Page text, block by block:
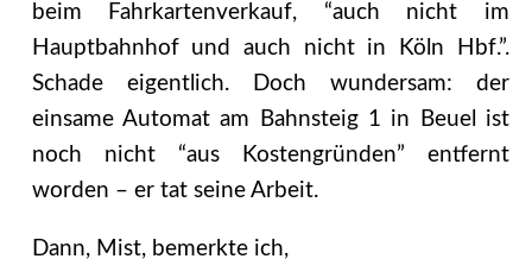
beim Fahrkartenverkauf, “auch nicht im
Hauptbahnhof und auch nicht in Köln Hbf.”.
Schade eigentlich. Doch wundersam: der
einsame Automat am Bahnsteig 1 in Beuel ist
noch nicht “aus Kostengründen” entfernt
worden – er tat seine Arbeit.
Dann, Mist, bemerkte ich,